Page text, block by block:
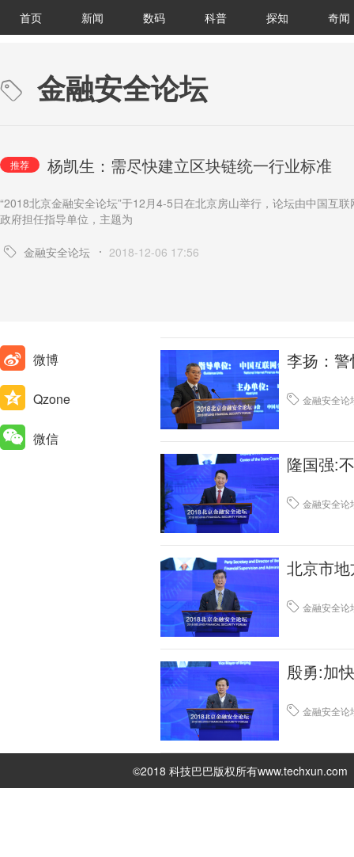
首页 新闻 数码 科普 探知 奇闻
金融安全论坛
推荐 杨凯生：需尽快建立区块链统一行业标准
“2018北京金融安全论坛”于12月4-5日在北京房山举行，论坛由中国互
政府担任指导单位，主题为
金融安全论坛 2018-12-06 17:56
李扬：
金融安全论
隆国强:
金融安全论
北京市
金融安全论
殷勇:加
金融安全论
微博
Qzone
微信
©2018 科技巴巴版权所有www.techxun.com